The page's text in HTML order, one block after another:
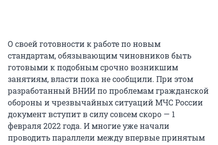
О своей готовности к работе по новым
стандартам, обязывающим чиновников быть
готовыми к подобным срочно возникшим
занятиям, власти пока не сообщили. При этом
разработанный ВНИИ по проблемам гражданской
обороны и чрезвычайных ситуаций МЧС России
документ вступит в силу совсем скоро — 1
февраля 2022 года. И многие уже начали
проводить параллели между впервые принятым